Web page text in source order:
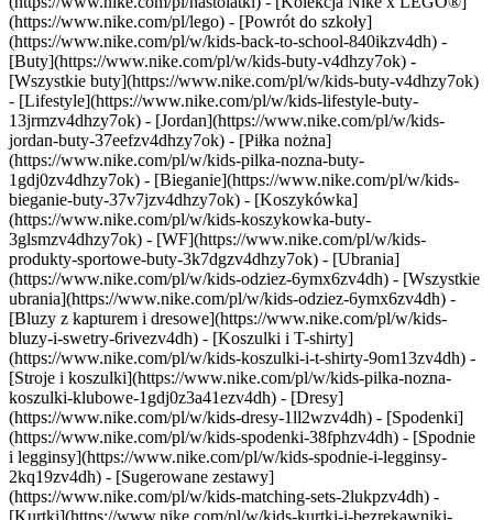
(https://www.nike.com/pl/lego) - [Powrót do szkoły]
(https://www.nike.com/pl/w/kids-back-to-school-840ikzv4dh) -
[Buty](https://www.nike.com/pl/w/kids-buty-v4dhzy7ok) -
[Wszystkie buty](https://www.nike.com/pl/w/kids-buty-v4dhzy7ok)
- [Lifestyle](https://www.nike.com/pl/w/kids-lifestyle-buty-
13jrmzv4dhzy7ok) - [Jordan](https://www.nike.com/pl/w/kids-
jordan-buty-37eefzv4dhzy7ok) - [Piłka nożna]
(https://www.nike.com/pl/w/kids-pilka-nozna-buty-
1gdj0zv4dhzy7ok) - [Bieganie](https://www.nike.com/pl/w/kids-
bieganie-buty-37v7jzv4dhzy7ok) - [Koszykówka]
(https://www.nike.com/pl/w/kids-koszykowka-buty-
3glsmzv4dhzy7ok) - [WF](https://www.nike.com/pl/w/kids-
produkty-sportowe-buty-3k7dgzv4dhzy7ok) - [Ubrania]
(https://www.nike.com/pl/w/kids-odziez-6ymx6zv4dh) - [Wszystkie
ubrania](https://www.nike.com/pl/w/kids-odziez-6ymx6zv4dh) -
[Bluzy z kapturem i dresowe](https://www.nike.com/pl/w/kids-
bluzy-i-swetry-6rivezv4dh) - [Koszulki i T-shirty]
(https://www.nike.com/pl/w/kids-koszulki-i-t-shirty-9om13zv4dh) -
[Stroje i koszulki](https://www.nike.com/pl/w/kids-pilka-nozna-
koszulki-klubowe-1gdj0z3a41ezv4dh) - [Dresy]
(https://www.nike.com/pl/w/kids-dresy-1ll2wzv4dh) - [Spodenki]
(https://www.nike.com/pl/w/kids-spodenki-38fphzv4dh) - [Spodnie
i legginsy](https://www.nike.com/pl/w/kids-spodnie-i-legginsy-
2kq19zv4dh) - [Sugerowane zestawy]
(https://www.nike.com/pl/w/kids-matching-sets-2lukpzv4dh) -
[Kurtki](https://www.nike.com/pl/w/kids-kurtki-i-bezrekawniki-